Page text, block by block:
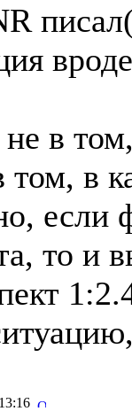
в
в
если
то и